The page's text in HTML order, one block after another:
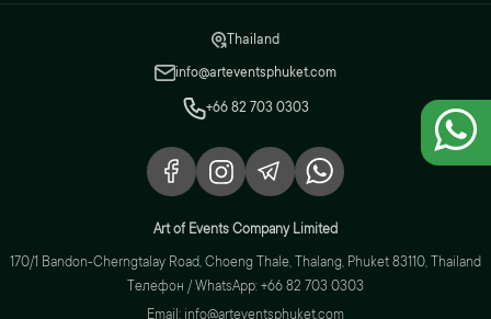
Thailand
info@arteventsphuket.com
+66 82 703 0303
Art of Events Company Limited
170/1 Bandon-Cherngtalay Road, Choeng Thale, Thalang, Phuket 83110, Thailand
Телефон / WhatsApp: +66 82 703 0303
Email: info@arteventsphuket.com